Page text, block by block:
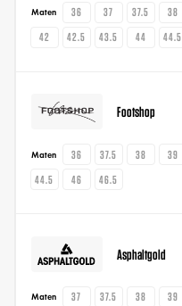
Maten 36 37 37.5 38
42
42.5 43.5 44 44.5
Footshop
Maten 36 37.5 38 39
44.5
46 46.5
Asphaltgold
Maten 37 37.5 38 39